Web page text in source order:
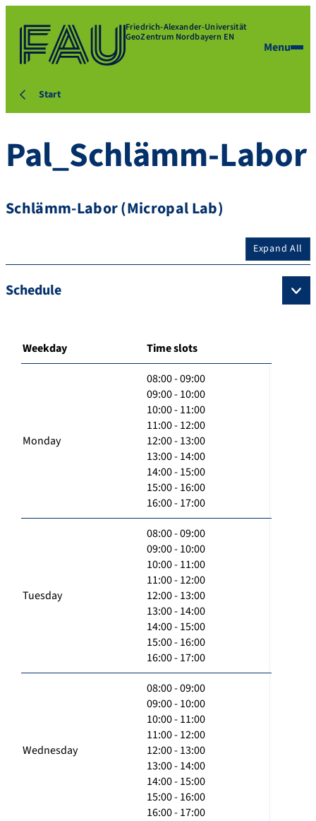
Friedrich-Alexander-Universität
GeoZentrum Nordbayern EN
Menu
Start
Pal_Schlämm-Labor
Schlämm-Labor (Micropal Lab)
Expand All
Schedule
Weekday Time slots
Monday
08:00 - 09:00
09:00 - 10:00
10:00 - 11:00
11:00 - 12:00
12:00 - 13:00
13:00 - 14:00
14:00 - 15:00
15:00 - 16:00
16:00 - 17:00
Tuesday
08:00 - 09:00
09:00 - 10:00
10:00 - 11:00
11:00 - 12:00
12:00 - 13:00
13:00 - 14:00
14:00 - 15:00
15:00 - 16:00
16:00 - 17:00
Wednesday
08:00 - 09:00
09:00 - 10:00
10:00 - 11:00
11:00 - 12:00
12:00 - 13:00
13:00 - 14:00
14:00 - 15:00
15:00 - 16:00
16:00 - 17:00